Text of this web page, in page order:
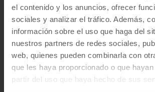
el contenido y los anuncios, ofrecer
sociales y analizar el tráfico. Además,
información sobre el uso que haga del
nuestros partners de redes sociales,
web, quienes pueden combinarla con
que les haya proporcionado o que
partir del uso que haya hecho de sus
Duración